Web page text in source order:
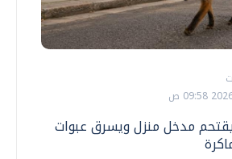
يقتحم مدخل منزل ويسرق عبوات